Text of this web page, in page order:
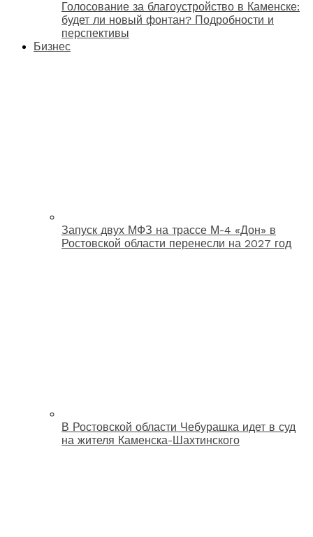
Голосование за благоустройство в Каменске:
будет ли новый фонтан? Подробности и
перспективы
Бизнес
Запуск двух МФЗ на трассе М-4 «Дон» в
Ростовской области перенесли на 2027 год
В Ростовской области Чебурашка идет в суд
на жителя Каменска-Шахтинского